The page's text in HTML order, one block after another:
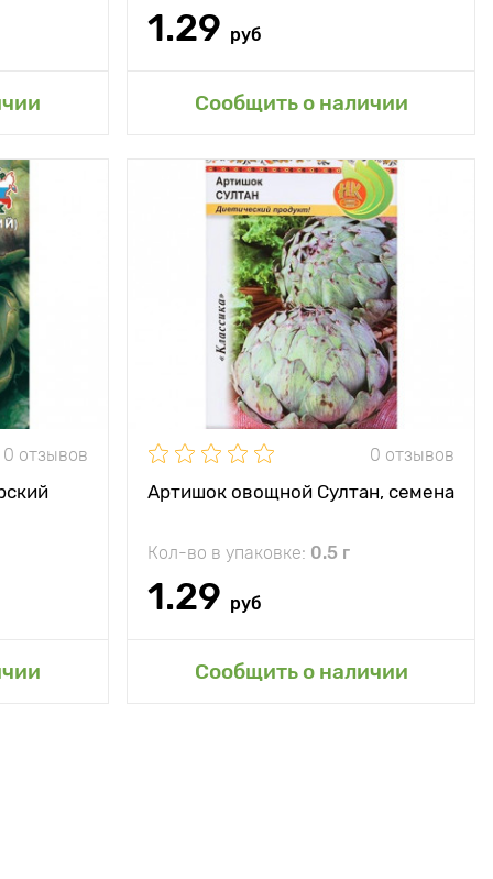
1.29 руб
Сообщить о наличии
Добавить в мой сад
0 отзывов 0 отзывов
Артишок овощной Султан, семена
Кол-во в упаковке: 0.5 г
1.29 руб
Сообщить о наличии